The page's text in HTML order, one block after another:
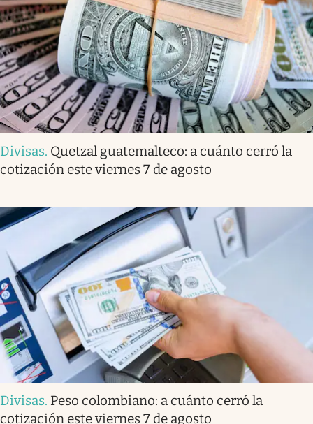
Divisas. Quetzal guatemalteco: a cuánto cerró la
cotización este viernes 7 de agosto
Divisas. Peso colombiano: a cuánto cerró la
cotización este viernes 7 de agosto